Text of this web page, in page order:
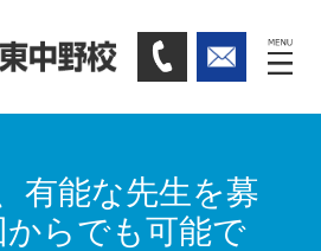
有能な先生を募
らでも可能で